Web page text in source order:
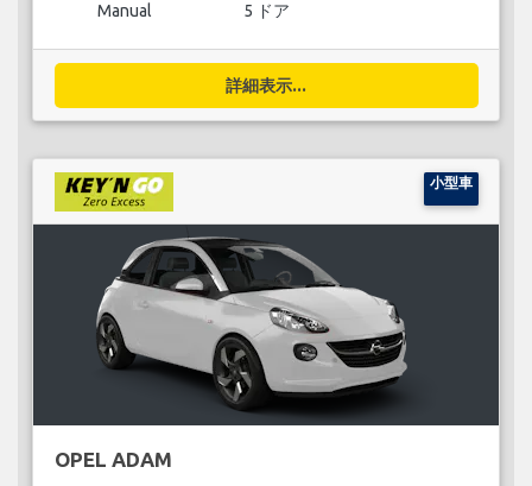
Manual 5 ドア
詳細表示...
小型車
OPEL ADAM